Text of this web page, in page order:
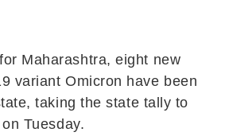
Maharashtra, eight new
variant Omicron have been
taking the state tally to
Tuesday.